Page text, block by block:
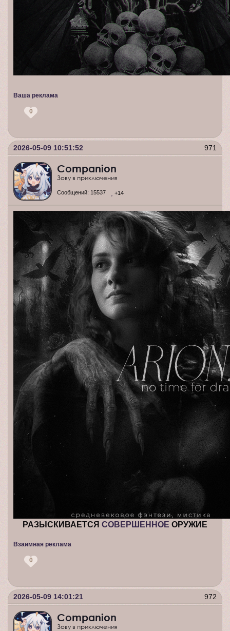
Ваша реклама
0
971
2026-05-09 10:51:52
Companion
Зову в приключения
Сообщений: 15537 +14
РАЗЫСКИВАЕТСЯ СОВЕРШЕННОЕ ОРУЖИЕ
Взаимная реклама
0
972
2026-05-09 14:01:21
Companion
Зову в приключения